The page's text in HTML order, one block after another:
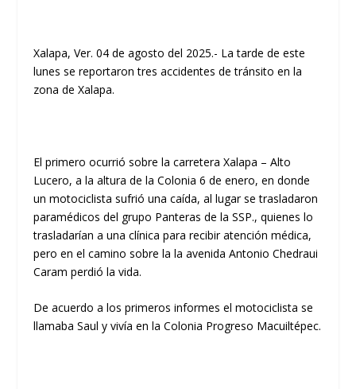
Xalapa, Ver. 04 de agosto del 2025.- La tarde de este
lunes se reportaron tres accidentes de tránsito en la
zona de Xalapa.
El primero ocurrió sobre la carretera Xalapa – Alto
Lucero, a la altura de la Colonia 6 de enero, en donde
un motociclista sufrió una caída, al lugar se trasladaron
paramédicos del grupo Panteras de la SSP., quienes lo
trasladarían a una clínica para recibir atención médica,
pero en el camino sobre la la avenida Antonio Chedraui
Caram perdió la vida.
De acuerdo a los primeros informes el motociclista se
llamaba Saul y vivía en la Colonia Progreso Macuiltépec.